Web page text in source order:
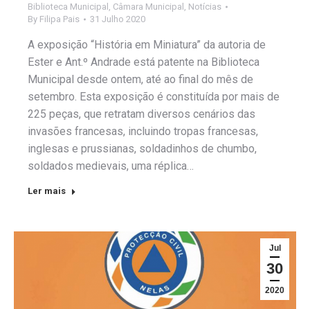
Biblioteca Municipal Câmara Municipal Notícias
By Filipa Pais 31 Julho 2020
A exposição “História em Miniatura” da autoria de
Ester e Ant.º Andrade está patente na Biblioteca
Municipal desde ontem, até ao final do mês de
setembro. Esta exposição é constituída por mais de
225 peças, que retratam diversos cenários das
invasões francesas, incluindo tropas francesas,
inglesas e prussianas, soldadinhos de chumbo,
soldados medievais, uma réplica…
Ler mais
Jul
30
2020